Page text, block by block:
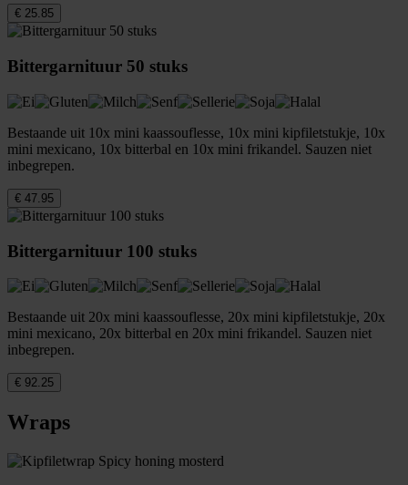
€ 25.85
Bittergarnituur 50 stuks
Bestaande uit 10x mini kaassouflesse, 10x mini kipfiletstukje, 10x
mini mexicano, 10x bitterbal en 10x mini frikandel. Sauzen niet
inbegrepen.
€ 47.95
Bittergarnituur 100 stuks
Bestaande uit 20x mini kaassouflesse, 20x mini kipfiletstukje, 20x
mini mexicano, 20x bitterbal en 20x mini frikandel. Sauzen niet
inbegrepen.
€ 92.25
Wraps